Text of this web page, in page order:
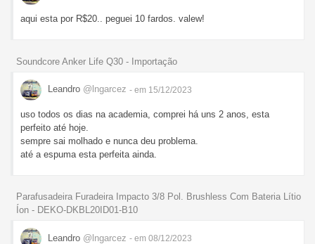
aqui esta por R$20.. peguei 10 fardos. valew!
Soundcore Anker Life Q30 - Importação
Leandro @lngarcez - em 15/12/2023
uso todos os dias na academia, comprei há uns 2 anos, esta
perfeito até hoje.
sempre sai molhado e nunca deu problema.
até a espuma esta perfeita ainda.
Parafusadeira Furadeira Impacto 3/8 Pol. Brushless Com Bateria Lítio
Íon - DEKO-DKBL20ID01-B10
Leandro @lngarcez - em 08/12/2023